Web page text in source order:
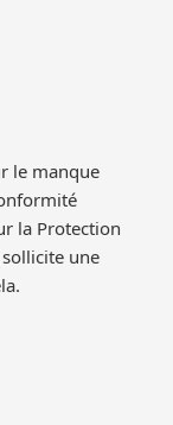
le manque
la Protection
une